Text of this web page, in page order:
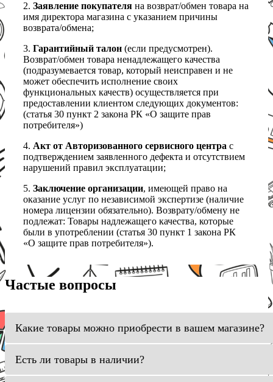
2. Заявление покупателя на возврат/обмен товара на
имя директора магазина с указанием причины
возврата/обмена;
3. Гарантийный талон (если предусмотрен).
Возврат/обмен товара ненадлежащего качества
(подразумевается товар, который неисправен и не
может обеспечить исполнение своих
функциональных качеств) осуществляется при
предоставлении клиентом следующих документов:
(статья 30 пункт 2 закона РК «О защите прав
потребителя»)
4. Акт от Авторизованного сервисного центра с
подтверждением заявленного дефекта и отсутствием
нарушений правил эксплуатации;
5. Заключение организации, имеющей право на
оказание услуг по независимой экспертизе (наличие
номера лицензии обязательно). Возврату/обмену не
подлежат: Товары надлежащего качества, которые
были в употреблении (статья 30 пункт 1 закона РК
«О защите прав потребителя»).
Частые вопросы
Какие товары можно приобрести в вашем магазине?
Есть ли товары в наличии?